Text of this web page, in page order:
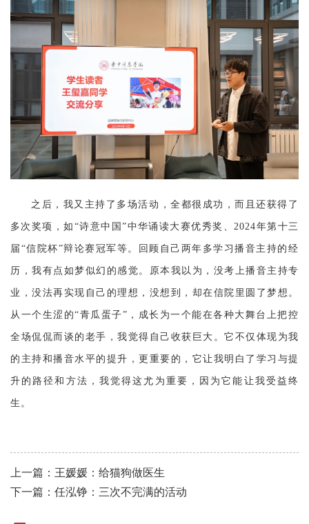
之后，我又主持了多场活动，全都很成功，而且还获得了
多次奖项，如 “诗意中国”中华诵读大赛优秀奖、2024年第十三
届“信院杯”辩论赛冠军等。回顾自己两年多学习播音主持的经
历，我有点如梦似幻的感觉。原本我以为，没考上播音主持专
业，没法再实现自己的理想，没想到，却在信院里圆了梦想。
从一个生涩的“青瓜蛋子”，成长为一个能在各种大舞台上把控
全场侃侃而谈的老手，我觉得自己收获巨大。它不仅体现为我
的主持和播音水平的提升，更重要的，它让我明白了学习与提
升的路径和方法，我觉得这尤为重要，因为它能让我受益终
生。
上一篇：王媛媛：给猫狗做医生
下一篇：任泓铮：三次不完满的活动